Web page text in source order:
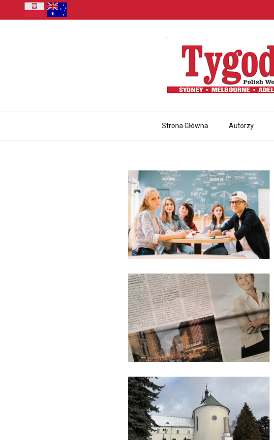
Strona Główna Autorzy